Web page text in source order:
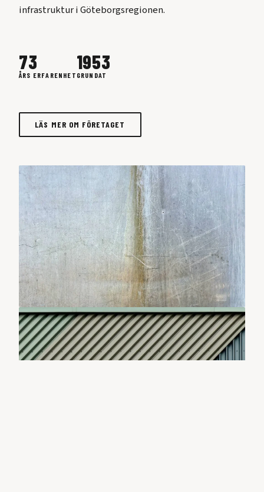
infrastruktur i Göteborgsregionen.
73
ÅRS ERFARENHET
1953
GRUNDAT
LÄS MER OM FÖRETAGET